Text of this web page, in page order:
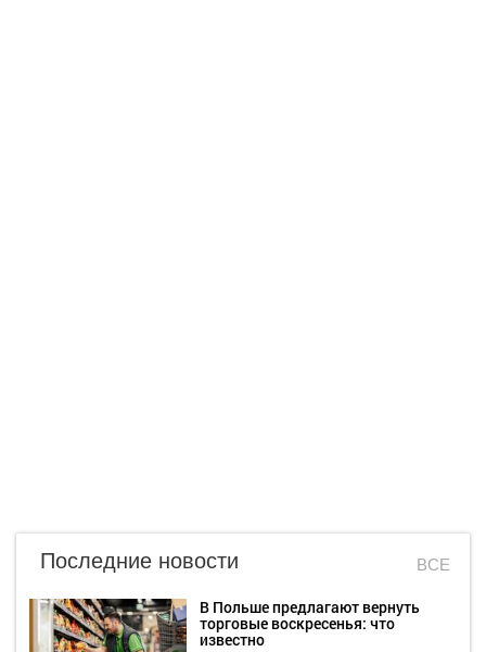
Последние новости ВСЕ
В Польше предлагают вернуть
торговые воскресенья: что
известно